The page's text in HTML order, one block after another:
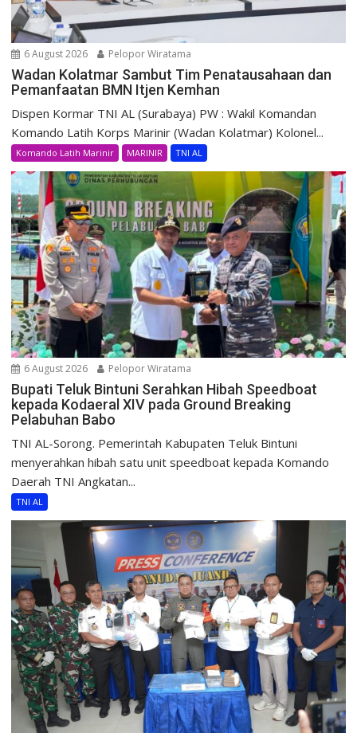
6 August 2026 Pelopor Wiratama
Wadan Kolatmar Sambut Tim Penatausahaan dan
Pemanfaatan BMN Itjen Kemhan
Dispen Kormar TNI AL (Surabaya) PW : Wakil Komandan
Komando Latih Korps Marinir (Wadan Kolatmar) Kolonel...
Komando Latih Marinir MARINIR TNI AL
6 August 2026 Pelopor Wiratama
Bupati Teluk Bintuni Serahkan Hibah Speedboat
kepada Kodaeral XIV pada Ground Breaking
Pelabuhan Babo
TNI AL-Sorong. Pemerintah Kabupaten Teluk Bintuni
menyerahkan hibah satu unit speedboat kepada Komando
Daerah TNI Angkatan...
TNI AL